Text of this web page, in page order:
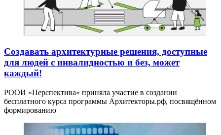
Создавать архитектурные решения, доступные
для людей с инвалидностью и без, может
каждый!
РООИ «Перспектива» приняла участие в создании
бесплатного курса программы Архитекторы.рф, посвящённом
формированию